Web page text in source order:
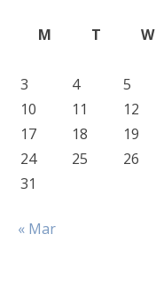
M
T W
3
4 5
10
11 12
17
18 19
24
25 26
31
« Mar